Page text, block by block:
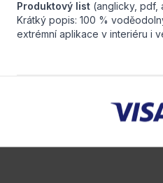
Produktový list (anglicky, pdf,
Krátký popis: 100 %
extrémní aplikace v interiéru i